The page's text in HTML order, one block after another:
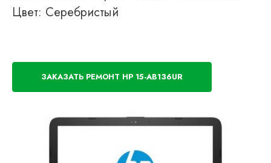
Цвет: Серебристый
ЗАКАЗАТЬ РЕМОНТ HP 15-AB136UR